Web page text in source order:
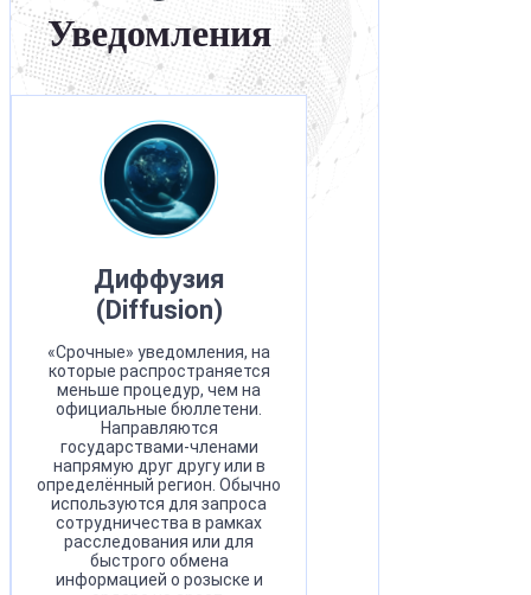
Уведомления
Диффузия
(Diffusion)
«Срочные» уведомления, на
которые распространяется
меньше процедур, чем на
официальные бюллетени.
Направляются
государствами-членами
напрямую друг другу или в
определённый регион. Обычно
используются для запроса
сотрудничества в рамках
расследования или для
быстрого обмена
информацией о розыске и